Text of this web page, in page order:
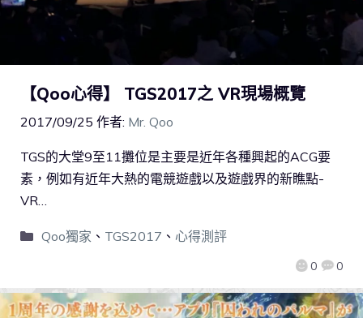
【Qoo心得】 TGS2017之 VR現場概覽
2017/09/25 作者: Mr. Qoo
0 0
TGS的大堂9至11攤位是主要是近年各種興起的ACG要
素，例如有近年大熱的電競遊戲以及遊戲界的新瞧點-
VR…
Qoo獨家 、 TGS2017 、 心得測評